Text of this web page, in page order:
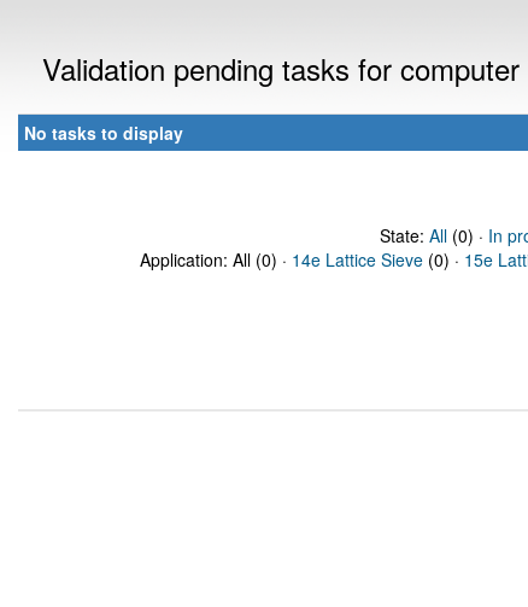
Validation pending tasks for
No tasks to display
State: All(0) · In
Application: All (0) · 14e Lattice Sieve (0) · 15e